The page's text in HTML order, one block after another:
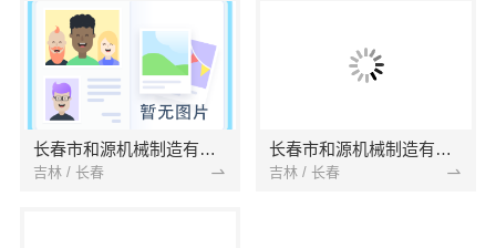
长春市和源机械制造有限公司
吉林 / 长春
长春市和源机械制造有限公司
吉林 / 长春